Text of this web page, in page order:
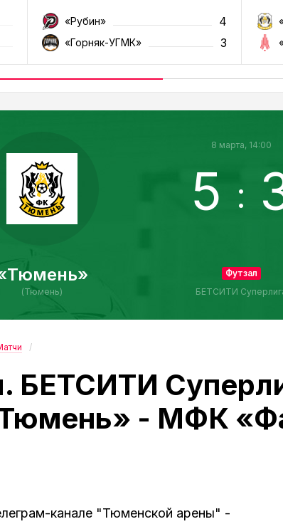
«Рубин» 4
«Горняк-УГМК» 3
(Тюмень)
8 марта, 14:00
5 :
Футзал
БЕТСИТИ
БЕТСИТИ
- МФК
канале "Тюменской арены" -